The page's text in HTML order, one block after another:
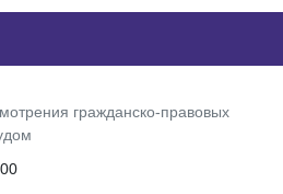
гражданско-правовых